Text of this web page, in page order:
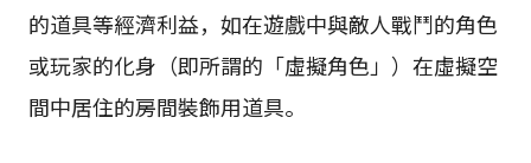
的道具等經濟利益，如在遊戲中與敵人戰鬥的角色
或玩家的化身（即所謂的「虛擬角色」）在虛擬空
間中居住的房間裝飾用道具。